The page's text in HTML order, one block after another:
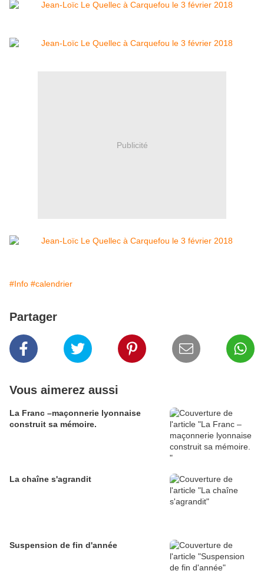
Publicité
#Info #calendrier
Partager
Vous aimerez aussi
La Franc –maçonnerie lyonnaise
construit sa mémoire.
La chaîne s'agrandit
Suspension de fin d'année